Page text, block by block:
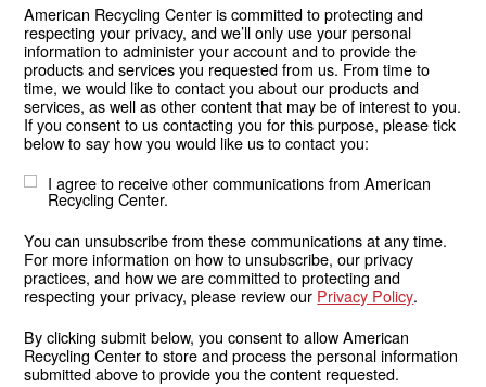
American Recycling Center is committed to protecting and
respecting your privacy, and we’ll only use your personal
information to administer your account and to provide the
products and services you requested from us. From time to
time, we would like to contact you about our products and
services, as well as other content that may be of interest to you.
If you consent to us contacting you for this purpose, please tick
below to say how you would like us to contact you:
I agree to receive other communications from American
Recycling Center.
You can unsubscribe from these communications at any time.
For more information on how to unsubscribe, our privacy
practices, and how we are committed to protecting and
respecting your privacy, please review our Privacy Policy.
By clicking submit below, you consent to allow American
Recycling Center to store and process the personal information
submitted above to provide you the content requested.